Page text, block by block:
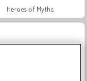
Heroes of Myths